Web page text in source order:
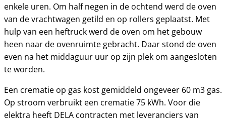
enkele uren. Om half negen in de ochtend werd de oven
van de vrachtwagen getild en op rollers geplaatst. Met
hulp van een heftruck werd de oven om het gebouw
heen naar de ovenruimte gebracht. Daar stond de oven
even na het middaguur uur op zijn plek om aangesloten
te worden.
Een crematie op gas kost gemiddeld ongeveer 60 m3 gas.
Op stroom verbruikt een crematie 75 kWh. Voor die
elektra heeft DELA contracten met leveranciers van